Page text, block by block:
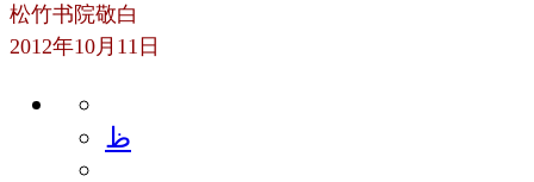
松竹书院敬白
2012年10月11日
ظ